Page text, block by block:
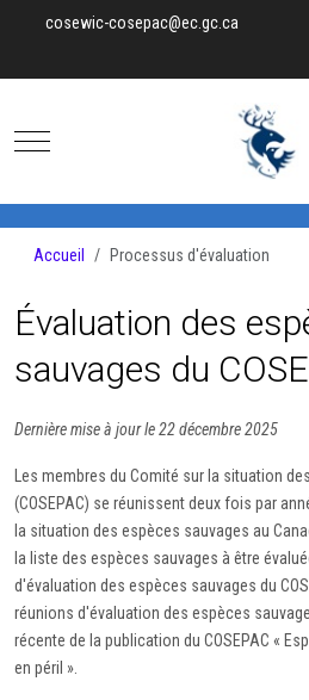
cosewic-cosepac@ec.gc.ca
Mobile Menu Toggle
Accueil Processus d'évaluation
Évaluation des
sauvages du
Dernière mise à jour le 22 décembre 2025
Les membres du Comité sur la situation
(COSEPAC) se réunissent deux fois par
la situation des espèces sauvages au
la liste des espèces sauvages à être
d'évaluation des espèces sauvages du
réunions d'évaluation des espèces
récente de la publication du COSEPAC «
en péril ».